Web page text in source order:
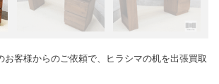
お客様からのご依頼で、ヒラシマの机を出張買取